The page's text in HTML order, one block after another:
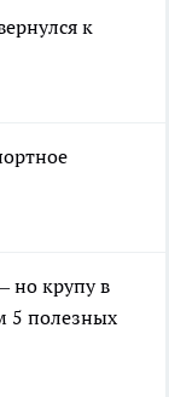
к
но крупу в
5 полезных